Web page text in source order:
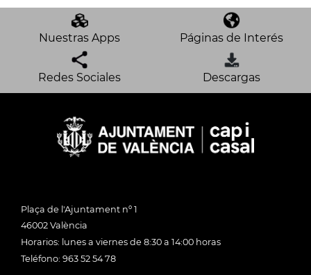
Nuestras Apps Páginas de Interés
Redes Sociales Descargas
Plaça de l'Ajuntament nº 1
46002 València
Horarios: lunes a viernes de 8:30 a 14:00 horas
Teléfono: 963 52 54 78